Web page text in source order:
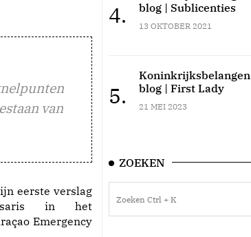
van
eerste verslag
in het
Emergency
4.
blog | Sublicenties
13 OKTOBER 2021
5.
Koninkrijksbelangen
blog | First Lady
21 MEI 2023
ZOEKEN